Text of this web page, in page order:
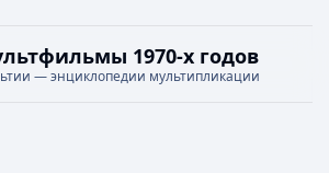
1970-х годов
— энциклопедии мультипликации